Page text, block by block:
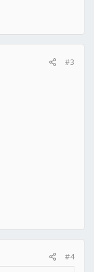
#3
#4